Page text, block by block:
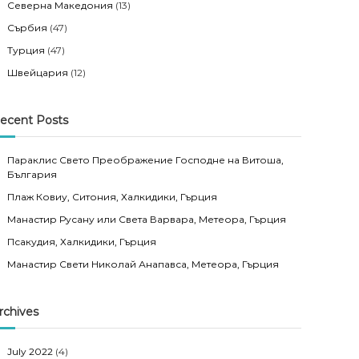
Северна Македония (13)
Сърбия (47)
Турция (47)
Швейцария (12)
Posts
Параклис Свето Преображение Господне на Витоша,
България
Плаж Ковиу, Ситония, Халкидики, Гърция
Манастир Русану или Света Варвара, Метеора, Гърция
Псакудия, Халкидики, Гърция
Манастир Свети Николай Анапавса, Метеора, Гърция
July 2022 (4)